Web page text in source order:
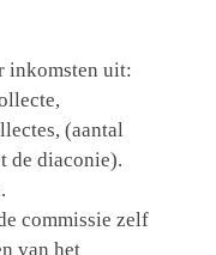
inkomsten uit:
(aantal
de diaconie).
commissie zelf
van het